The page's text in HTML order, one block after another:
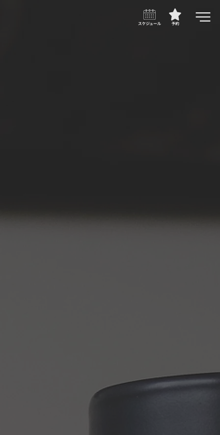
予約
スケジュール